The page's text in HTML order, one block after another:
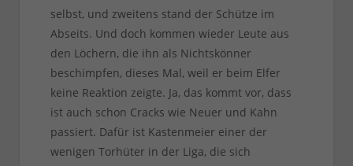
selbst, und zweitens stand der Schütze im
Abseits. Und doch kommen wieder Leute aus
den Löchern, die ihn als Nichtskönner
beschimpfen, dieses Mal, weil er beim Elfer
keine Reaktion zeigte. Ja, das kommt vor, dass
ist auch schon Cracks wie Neuer und Kahn
passiert. Dafür ist Kastenmeier einer der
wenigen Torhüter in der Liga, die sich